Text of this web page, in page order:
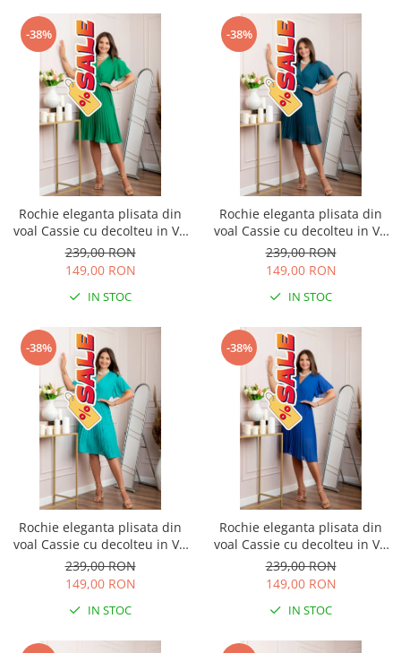
-38%
Rochie eleganta plisata din
voal Cassie cu decolteu in V -
Verde smarald
239,00 RON
149,00 RON
IN STOC
-38%
Rochie eleganta plisata din
voal Cassie cu decolteu in V -
Turcoaz
239,00 RON
149,00 RON
IN STOC
-38%
Rochie eleganta plisata din
voal Cassie cu decolteu in V -
Turcoaz aqua
239,00 RON
149,00 RON
IN STOC
-38%
Rochie eleganta plisata din
voal Cassie cu decolteu in V -
Albastru regal
239,00 RON
149,00 RON
IN STOC